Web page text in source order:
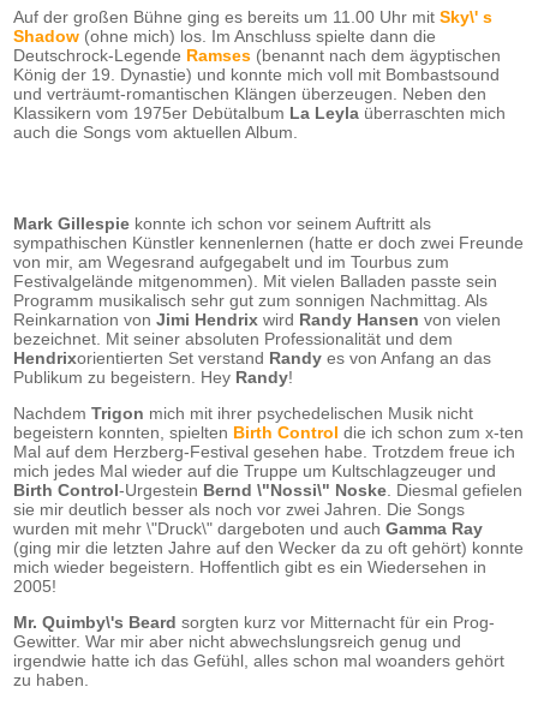
Auf der großen Bühne ging es bereits um 11.00 Uhr mitSky\' s
Shadow (ohne mich) los. Im Anschluss spielte dann die
Deutschrock-Legende Ramses (benannt nach dem ägyptischen
König der 19. Dynastie) und konnte mich voll mit Bombastsound
und verträumt-romantischen Klängen überzeugen. Neben den
Klassikern vom 1975er Debütalbum La Leyla überraschten mich
auch die Songs vom aktuellen Album.
Mark Gillespie konnte ich schon vor seinem Auftritt als
sympathischen Künstler kennenlernen (hatte er doch zwei Freunde
von mir, am Wegesrand aufgegabelt und im Tourbus zum
Festivalgelände mitgenommen). Mit vielen Balladen passte sein
Programm musikalisch sehr gut zum sonnigen Nachmittag. Als
Reinkarnation vonJimi Hendrix wird Randy Hansen von vielen
bezeichnet. Mit seiner absoluten Professionalität und dem
Hendrixorientierten Set verstand Randy es von Anfang an das
Publikum zu begeistern. Hey Randy!
NachdemTrigon mich mit ihrer psychedelischen Musik nicht
begeistern konnten, spielten Birth Control die ich schon zum x-ten
Mal auf dem Herzberg-Festival gesehen habe. Trotzdem freue ich
mich jedes Mal wieder auf die Truppe um Kultschlagzeuger und
Birth Control-Urgestein Bernd \"Nossi\" Noske. Diesmal gefielen
sie mir deutlich besser als noch vor zwei Jahren. Die Songs
wurden mit mehr \"Druck\" dargeboten und auchGamma Ray
(ging mir die letzten Jahre auf den Wecker da zu oft gehört) konnte
mich wieder begeistern. Hoffentlich gibt es ein Wiedersehen in
2005!
Mr. Quimby\'s Beard sorgten kurz vor Mitternacht für ein Prog-
Gewitter. War mir aber nicht abwechslungsreich genug und
irgendwie hatte ich das Gefühl, alles schon mal woanders gehört
zu haben.